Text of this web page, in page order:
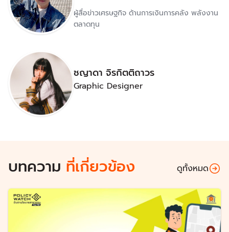
ผู้สื่อข่าวเศรษฐกิจ ด้านการเงินการคลัง พลังงาน
ตลาดทุน
ชญาดา จิรกิตติถาวร
Graphic Designer
บทความ ที่เกี่ยวข้อง ดูทั้งหมด